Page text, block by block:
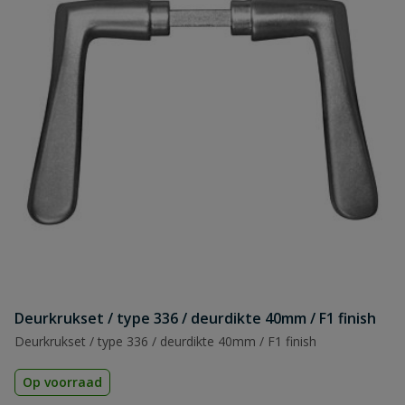
Deurkrukset / type 336 / deurdikte 40mm / F1 finish
Deurkrukset / type 336 / deurdikte 40mm / F1 finish
Op voorraad